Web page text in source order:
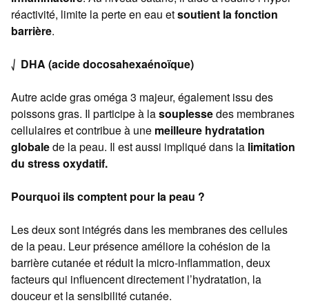
réactivité, limite la perte en eau etsoutient la fonction
barrière.
⎷ DHA (acide docosahexaénoïque)
Autre acide gras oméga 3 majeur, également issu des
poissons gras. Il participe à lasouplessedes membranes
cellulaires et contribue à une meilleure hydratation
globalede la peau. Il est aussi impliqué dans la limitation
du stress oxydatif.
Pourquoi ils comptent pour la peau ?
Les deux sont intégrés dans les membranes des cellules
de la peau. Leur présence améliore la cohésion de la
barrière cutanée et réduit la micro-inflammation, deux
facteurs qui influencent directement l’hydratation, la
douceur et la sensibilité cutanée.